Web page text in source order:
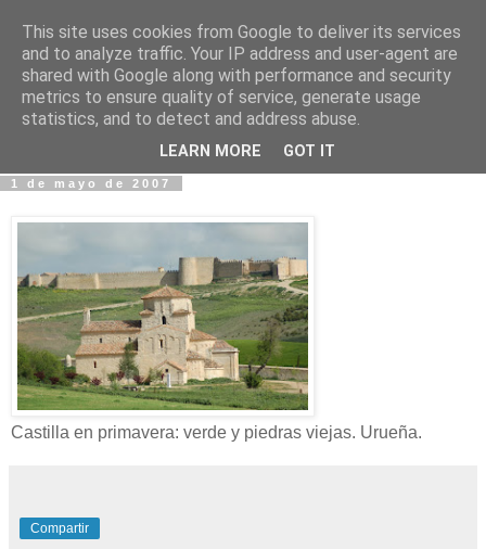
Fotos y Cosas
Miguel Sáenz de Santa María Elizalde
"Un blog es como un diario, pero sin candado".
1 de mayo de 2007
Castilla en primavera: verde y piedras viejas. Urueña.
Compartir
This site uses cookies from Google to deliver its services
and to analyze traffic. Your IP address and user-agent are
shared with Google along with performance and security
metrics to ensure quality of service, generate usage
statistics, and to detect and address abuse.
LEARN MORE GOT IT